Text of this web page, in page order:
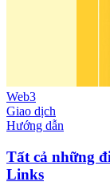
Web3
Giao dịch
Hướng dẫn
Tất cả những
Links